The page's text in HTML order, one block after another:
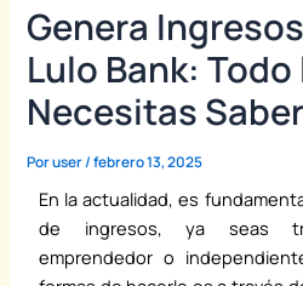
Genera
Lulo Bank:
Necesitas Saber
Poruser/febrero 13, 2025
En la actualidad, es
de ingresos, ya seas
emprendedor o